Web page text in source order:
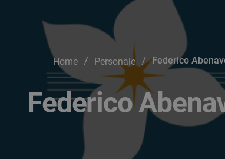
Home / Personale / Federico
Federico